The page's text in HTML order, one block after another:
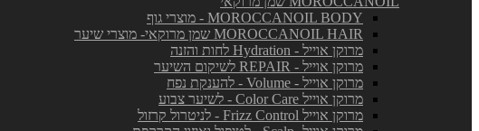
MOROCCANOIL BODY - מוצרי גוף
MOROCCANOIL HAIR שמן מרוקאי- מוצרי שיער
מרוקן אוייל - Hydration לחות והזנה
מרוקן אוייל - REPAIR לשיקום השיער
מרוקן אוייל - Volume - להענקת נפח
מרוקן אוייל Color Care - לשיער צבוע
מרוקן אוייל Frizz Control - לניטרול קרזול